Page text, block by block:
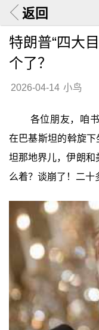
返回
特朗普“四大
个了？
2026-04-14 小鸟
各位朋友，咱
在巴基斯坦的斡旋
坦那地界儿，伊朗和
么着？谈崩了！二十